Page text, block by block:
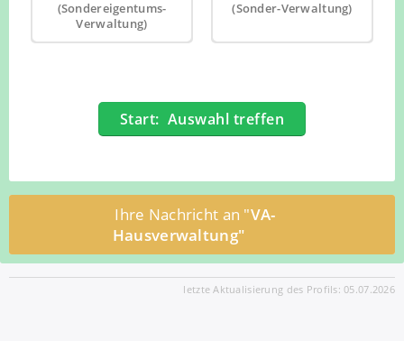
(Sondereigentums-
Verwaltung)
(Sonder-Verwaltung)
Start: Auswahl treffen
Ihre Nachricht an "VA-
Hausverwaltung"
letzte Aktualisierung des Profils: 05.07.2026